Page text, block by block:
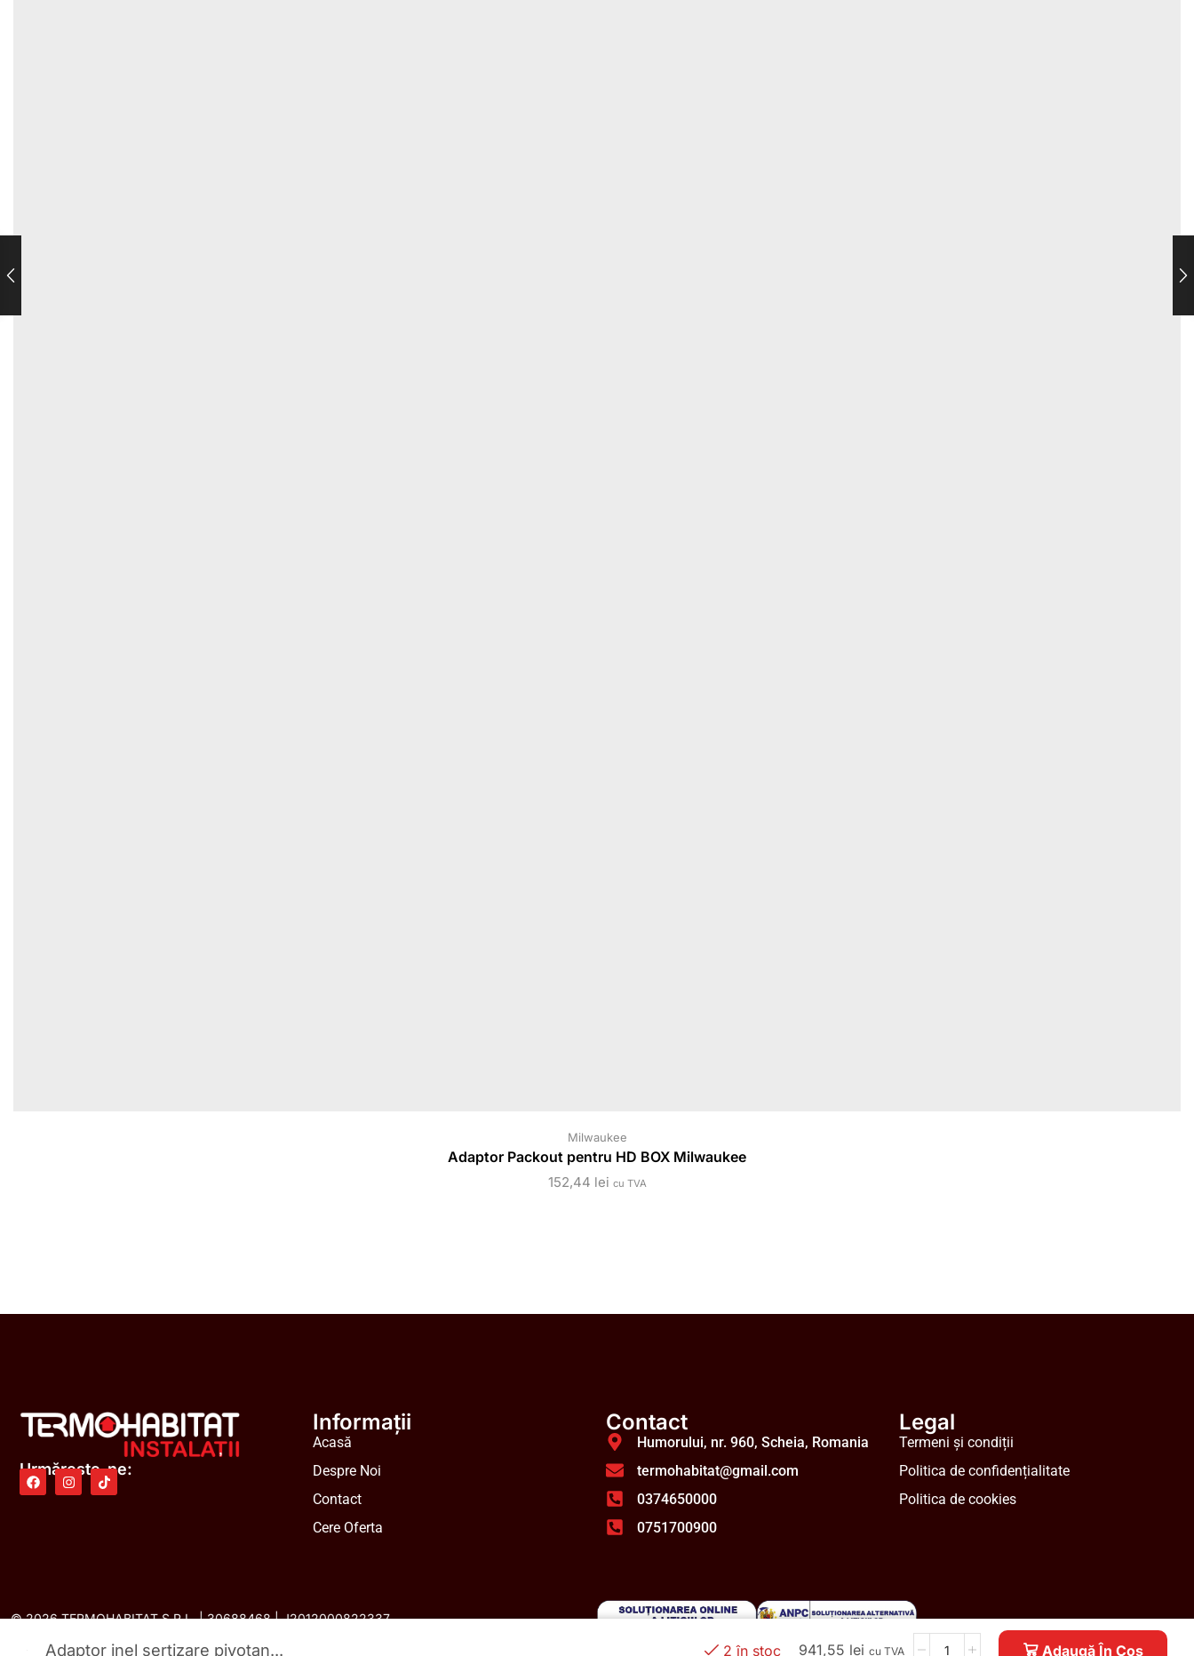
Milwaukee
Adaptor Packout pentru HD BOX Milwaukee
152,44 lei cu TVA
Adaptor inel sertizare pivotan... 941,55 lei cu TVA
2 în stoc Adaugă În Coș
Urmărește-ne:
Informații
Acasă
Despre Noi
Contact
Cere Oferta
Contact
Humorului, nr. 960, Scheia, Romania
termohabitat@gmail.com
0374650000
0751700900
Legal
Termeni și condiții
Politica de confidențialitate
Politica de cookies
© 2026 TERMOHABITAT S.R.L. | 30688468 | J2012000822337